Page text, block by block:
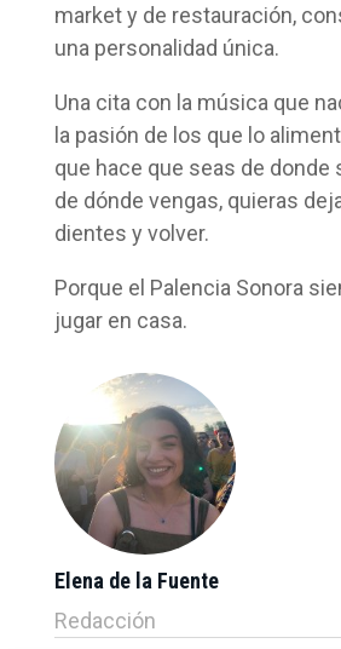
market y de restauración,
una personalidad única.
Una cita con la música que
la pasión de los que lo
que hace que seas de donde
de dónde vengas, quieras
dientes y volver.
Porque el Palencia Sonora
jugar en casa.
Elena de la Fuente
Redacción